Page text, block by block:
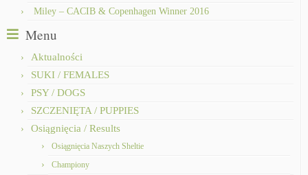
Miley – CACIB & Copenhagen Winner 2016
Menu
Aktualności
SUKI / FEMALES
PSY / DOGS
SZCZENIĘTA / PUPPIES
Osiągnięcia / Results
Osiągnięcia Naszych Sheltie
Championy